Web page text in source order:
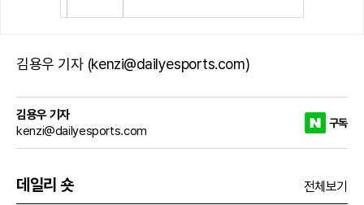
김용우 기자 (kenzi@dailyesports.com)
김용우 기자
kenzi@dailyesports.com
구독
데일리 숏 전체보기